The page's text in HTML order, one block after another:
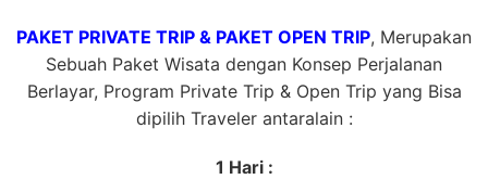
PAKET PRIVATE TRIP & PAKET OPEN TRIP, Merupakan
Sebuah Paket Wisata dengan Konsep Perjalanan
Berlayar, Program Private Trip & Open Trip yang Bisa
dipilih Traveler antaralain :
1 Hari :